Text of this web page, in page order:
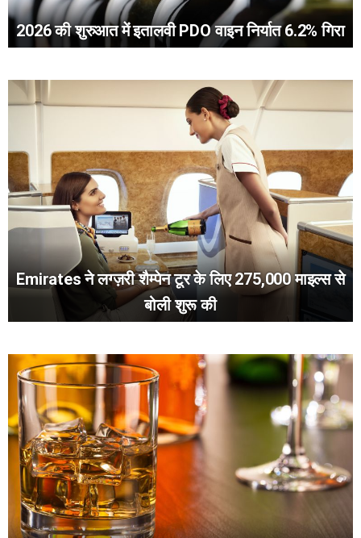
2026 की शुरुआत में इतालवी PDO वाइन निर्यात 6.2% गिरा
Emirates ने लग्ज़री शैम्पेन टूर के लिए 275,000 माइल्स से
बोली शुरू की